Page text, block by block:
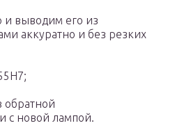
выводим его из
аккуратно и без резких
обратной
с новой лампой.